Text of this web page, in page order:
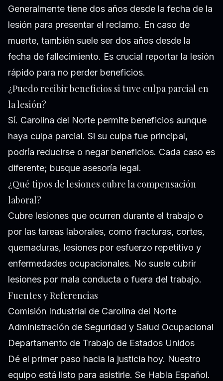
Generalmente tiene dos años desde la fecha de la
lesión para presentar el reclamo. En caso de
muerte, también suele ser dos años desde la
fecha de fallecimiento. Es crucial reportar la lesión
rápido para no perder beneficios.
¿Puedo recibir beneficios si tuve culpa parcial en
la lesión?
Sí. Carolina del Norte permite beneficios aunque
haya culpa parcial. Si su culpa fue principal,
podría reducirse o negar beneficios. Cada caso es
diferente; busque asesoría legal.
¿Qué tipos de lesiones cubre la compensación
laboral?
Cubre lesiones que ocurren durante el trabajo o
por las tareas laborales, como fracturas, cortes,
quemaduras, lesiones por esfuerzo repetitivo y
enfermedades ocupacionales. No suele cubrir
lesiones por mala conducta o fuera del trabajo.
Fuentes y Referencias
Comisión Industrial de Carolina del Norte
Administración de Seguridad y Salud Ocupacional
Departamento de Trabajo de Estados Unidos
Dé el primer paso hacia la justicia hoy. Nuestro
equipo está listo para asistirle. Se Habla Español.